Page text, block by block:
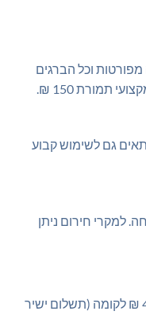
וכל הברגים
תמורת 150 ₪.
גם לשימוש קבוע
למקרי חירום ניתן
: 40 ₪ לקומה (תשלום ישיר